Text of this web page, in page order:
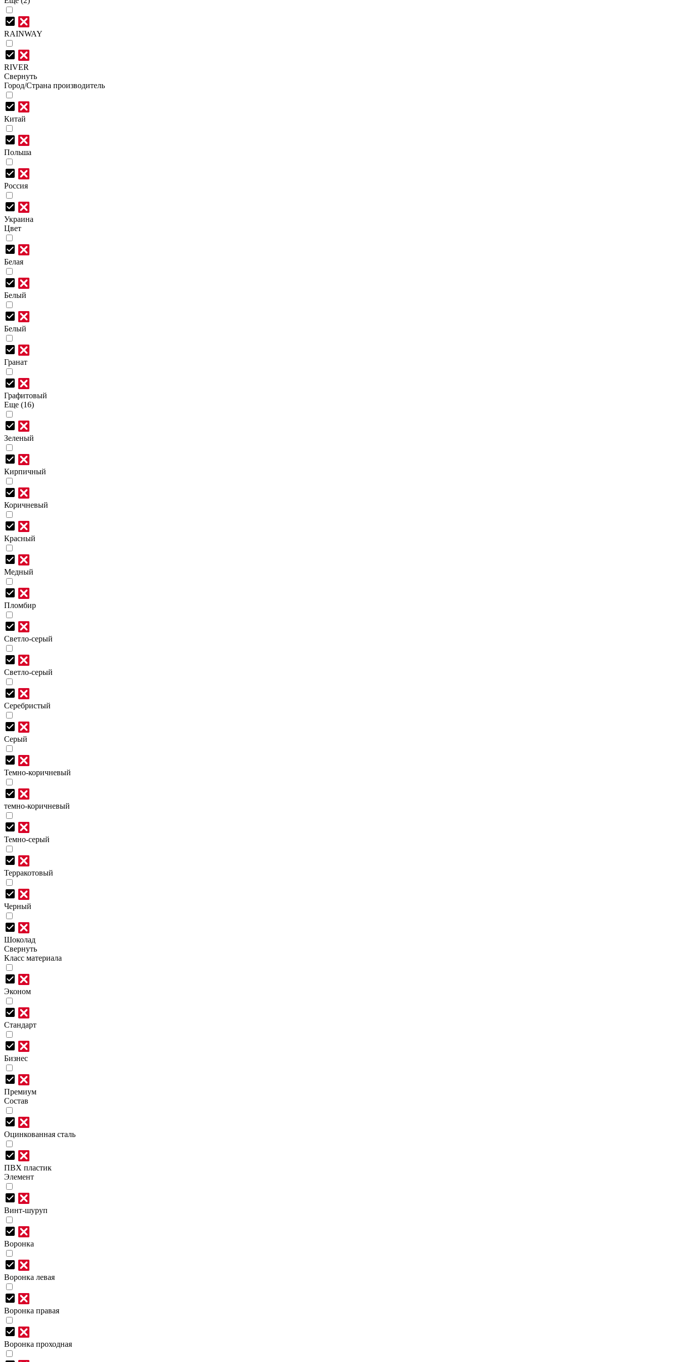
RAINWAY
RIVER
Свернуть
Город/Страна производитель
Китай
Польша
Россия
Украина
Цвет
Белая
Белый
Белый
Гранат
Графитовый
Еще (16)
Зеленый
Кирпичный
Коричневый
Красный
Медный
Пломбир
Светло-серый
Светло-серый
Серебристый
Серый
Темно-коричневый
темно-коричневый
Темно-серый
Терракотовый
Черный
Шоколад
Свернуть
Класс материала
Эконом
Стандарт
Бизнес
Премиум
Состав
Оцинкованная сталь
ПВХ пластик
Элемент
Винт-шуруп
Воронка
Воронка левая
Воронка правая
Воронка проходная